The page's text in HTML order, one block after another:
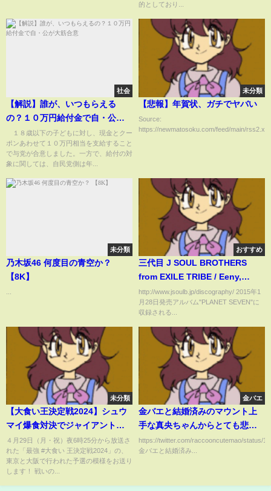
的としており...
社会
【解説】誰が、いつもらえる
の？１０万円給付金で自・公が
大筋合意
１８歳以下の子どもに対し、現金とクー
ポンあわせて１０万円相当を支給すること
で与党が合意しました。一方で、給付の対
象に関しては、自民党側は年...
未分類
【悲報】年賀状、ガチでヤバい
Source:
https://newmatosoku.com/feed/main/
未分類
乃木坂46 何度目の青空か？
【8K】
おすすめ
三代目 J SOUL BROTHERS
from EXILE TRIBE / Eeny,
meeny, miny, moe!
http://www.jsoulb.jp/discography/ 2015年1
月28日発売アルバム"PLANET SEVEN"に
収録される...
未分類
【大食い王決定戦2024】シュウ
マイ爆食対決でジャイアント白
田越え記録達成！歴戦の実力者
やモデル、芸人などが集まった
大阪予選を全部見せます【大胃
４月29日（月・祝）夜6時25分から放送さ
れた「最強 #大食い 王決定戦2024」の、
東京と大阪で行われた予選の模様をお送り
します！ 戦いの...
金バエ
金バエと結婚済みのマウント上
手な真央ちゃんからとても悲し
いお知らせ重大発表！これは悲
しすぎる全米が泣くね！お察し
https://twitter.com/raccooncutemao/status/
金バエと結婚済み...